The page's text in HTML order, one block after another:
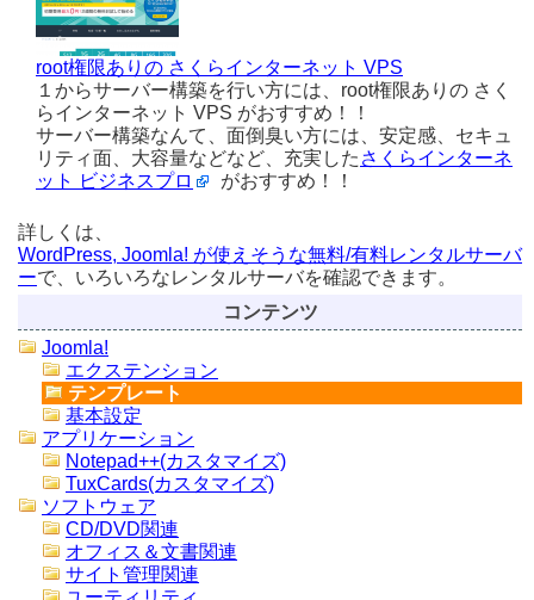
root権限ありの さくらインターネット VPS
１からサーバー構築を行い方には、root権限ありの さく
らインターネット VPS がおすすめ！！
サーバー構築なんて、面倒臭い方には、安定感、セキュ
リティ面、大容量などなど、充実した さくらインターネ
ット ビジネスプロ
がおすすめ！！
詳しくは、
WordPress, Joomla! が使えそうな無料/有料レンタルサーバ
ーで、いろいろなレンタルサーバを確認できます。
コンテンツ
Joomla!
エクステンション
テンプレート
基本設定
アプリケーション
Notepad++(カスタマイズ)
TuxCards(カスタマイズ)
ソフトウェア
CD/DVD関連
オフィス＆文書関連
サイト管理関連